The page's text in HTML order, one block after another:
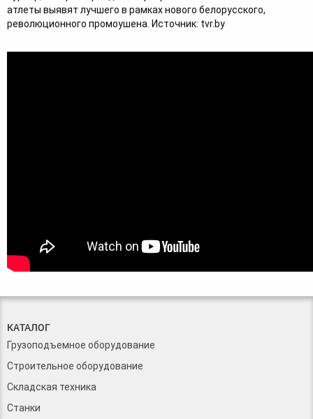
атлеты выявят лучшего в рамках нового белорусского,
революционного промоушена. Источник: tvr.by
КАТАЛОГ
Грузоподъемное оборудование
Строительное оборудование
Складская техника
Станки